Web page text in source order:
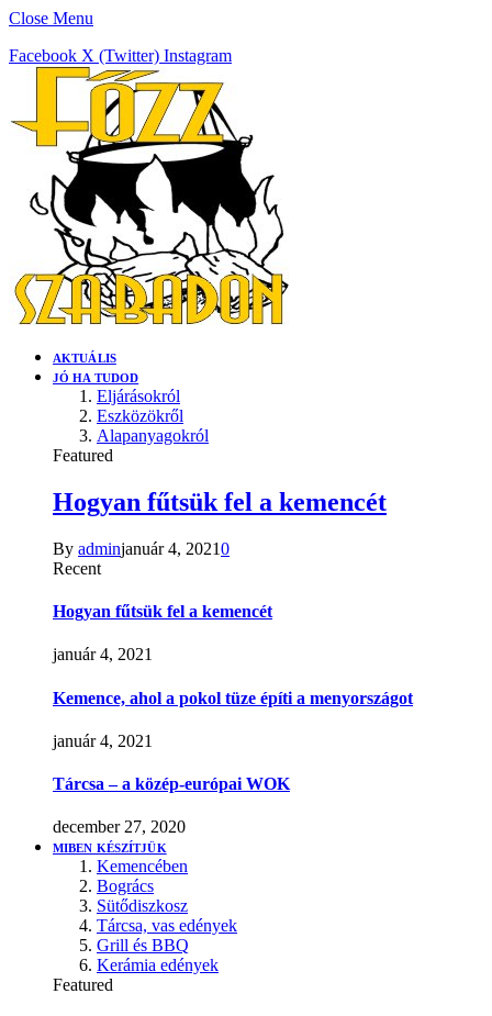
Close Menu
Facebook X (Twitter) Instagram
AKTUÁLIS
JÓ HA TUDOD
Eljárásokról
Eszközökről
Alapanyagokról
Featured
Hogyan fűtsük fel a kemencét
By adminjanuár 4, 20210
Recent
Hogyan fűtsük fel a kemencét
január 4, 2021
Kemence, ahol a pokol tüze építi a menyországot
január 4, 2021
Tárcsa – a közép-európai WOK
december 27, 2020
MIBEN KÉSZÍTJÜK
Kemencében
Bogrács
Sütődiszkosz
Tárcsa, vas edények
Grill és BBQ
Kerámia edények
Featured